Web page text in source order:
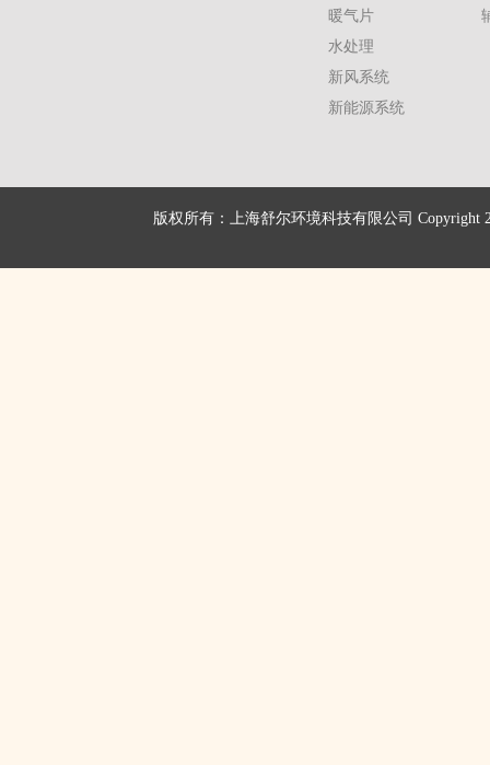
暖气片
水处理
新风系统
新能源系统
版权所有：上海舒尔环境科技有限公司 Copyright